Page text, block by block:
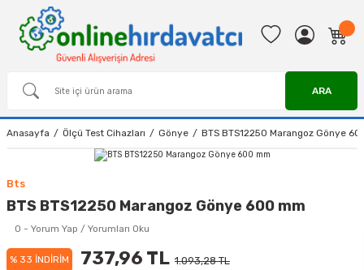
ARA
Anasayfa Ölçü Test Cihazları Gönye BTS BTS12250 Marangoz Gönye
Bts
BTS BTS12250 Marangoz Gönye 600 mm
0 - Yorum Yap / Yorumları Oku
% 33 İNDİRİM 737,96 TL 1.093,28 TL